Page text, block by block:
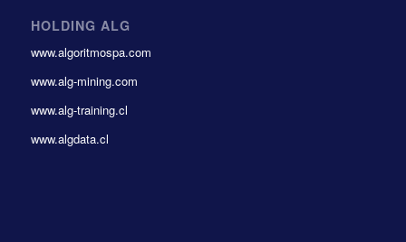
HOLDING ALG
www.algoritmospa.com
www.alg-mining.com
www.alg-training.cl
www.algdata.cl